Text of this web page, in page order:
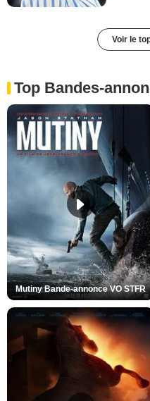
Voir le
Top Bandes-
Mutiny Bande-annonce VO STFR